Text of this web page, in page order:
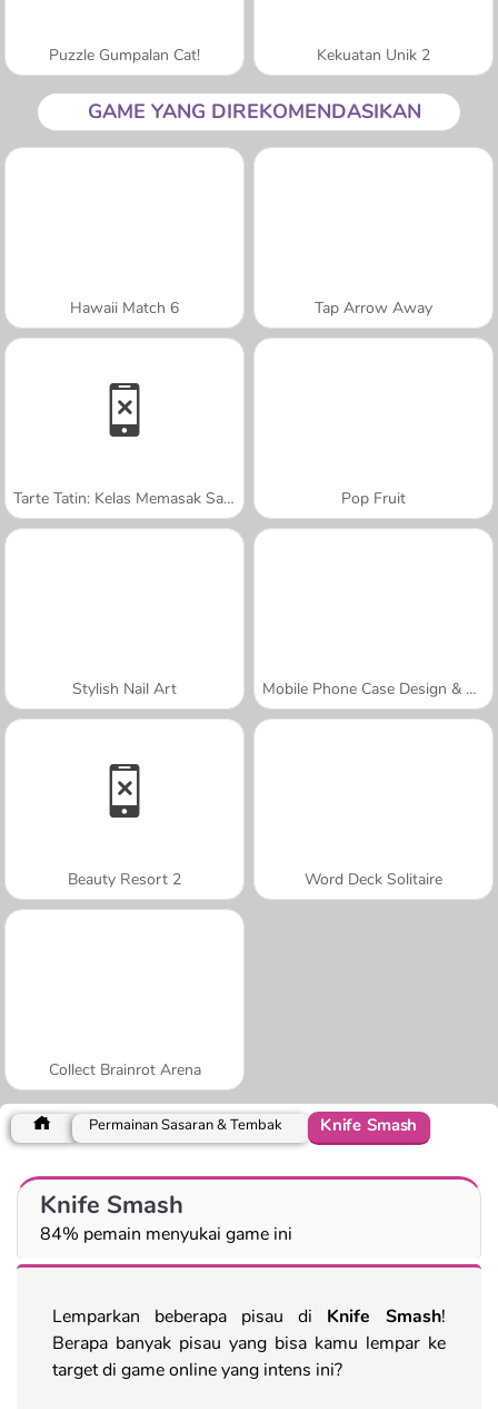
Puzzle Gumpalan Cat! Kekuatan Unik 2
GAME YANG DIREKOMENDASIKAN
Hawaii Match 6 Tap Arrow Away
Tarte Tatin: Kelas Memasak Sara Pop Fruit
Stylish Nail Art Mobile Phone Case Design & DIY
Beauty Resort 2 Word Deck Solitaire
Collect Brainrot Arena
Permainan Sasaran & Tembak Knife Smash
Knife Smash
84% pemain menyukai game ini
Lemparkan beberapa pisau di Knife Smash!
Berapa banyak pisau yang bisa kamu lempar ke
target di game online yang intens ini?